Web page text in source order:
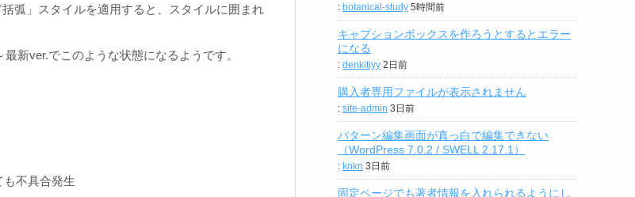
弧」スタイルを適用すると、スタイルに囲まれ
新ver.でこのような状態になるようです。
不具合発生
: botanical-study 5時間前
キャプションボックスを作ろうとするとエラー
になる
: denkitiyy 2日前
購入者専用ファイルが表示されません
: site-admin 3日前
パターン編集画面が真っ白で編集できない
（WordPress 7.0.2 / SWELL 2.17.1）
: knkn 3日前
固定ページでも著者情報を入れられるようにし